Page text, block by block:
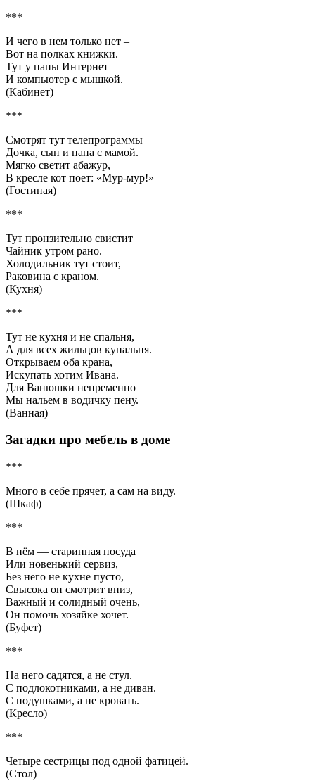
***
И чего в нем только нет –
Вот на полках книжки.
Тут у папы Интернет
И компьютер с мышкой.
(Кабинет)
***
Смотрят тут телепрограммы
Дочка, сын и папа с мамой.
Мягко светит абажур,
В кресле кот поет: «Мур-мур!»
(Гостиная)
***
Тут пронзительно свистит
Чайник утром рано.
Холодильник тут стоит,
Раковина с краном.
(Кухня)
***
Тут не кухня и не спальня,
А для всех жильцов купальня.
Открываем оба крана,
Искупать хотим Ивана.
Для Ванюшки непременно
Мы нальем в водичку пену.
(Ванная)
Загадки про мебель в доме
***
Много в себе прячет, а сам на виду.
(Шкаф)
***
В нём — старинная посуда
Или новенький сервиз,
Без него не кухне пусто,
Свысока он смотрит вниз,
Важный и солидный очень,
Он помочь хозяйке хочет.
(Буфет)
***
На него садятся, а не стул.
С подлокотниками, а не диван.
С подушками, а не кровать.
(Кресло)
***
Четыре сестрицы под одной фатицей.
(Стол)